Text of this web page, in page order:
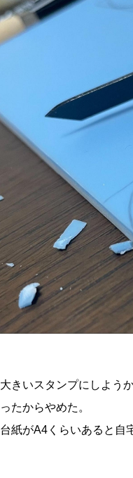
大きいスタンプにしよう
ったからやめた。
台紙がA4くらいあると自